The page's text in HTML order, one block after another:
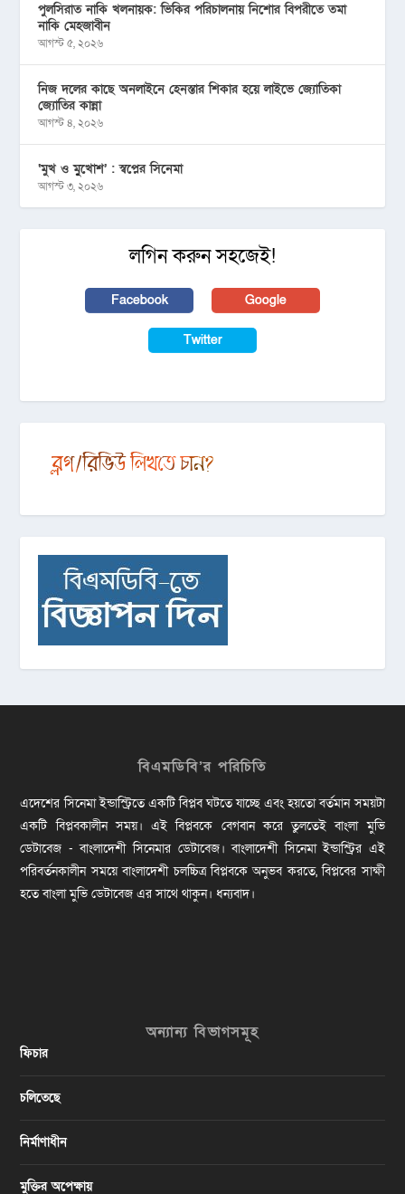
পুলসিরাত নাকি খলনায়ক: ভিকির পরিচালনায় নিশোর বিপরীতে তমা
নাকি মেহজাবীন
আগস্ট ৫, ২০২৬
নিজ দলের কাছে অনলাইনে হেনস্তার শিকার হয়ে লাইভে জ্যোতিকা
জ্যোতির কান্না
আগস্ট ৪, ২০২৬
‘মুখ ও মু্খোশ’ : স্বপ্নের সিনেমা
আগস্ট ৩, ২০২৬
লগিন করুন সহজেই!
Facebook Google
Twitter
বিএমডিবি’র পরিচিতি
এদেশের সিনেমা ইন্ডাস্ট্রিতে একটি বিপ্লব ঘটতে যাচ্ছে এবং হয়তো বর্তমান সময়টা
একটি বিপ্লবকালীন সময়। এই বিপ্লবকে বেগবান করে তুলতেই বাংলা মুভি
ডেটাবেজ - বাংলাদেশী সিনেমার ডেটাবেজ। বাংলাদেশী সিনেমা ইন্ডাস্ট্রির এই
পরিবর্তনকালীন সময়ে বাংলাদেশী চলচ্চিত্র বিপ্লবকে অনুভব করতে, বিপ্লবের সাক্ষী
হতে বাংলা মুভি ডেটাবেজ এর সাথে থাকুন। ধন্যবাদ।
অন্যান্য বিভাগসমূহ
ফিচার
চলিতেছে
নির্মাণাধীন
মুক্তির অপেক্ষায়